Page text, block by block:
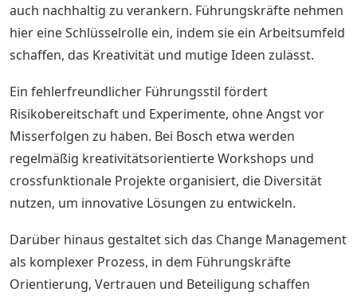
auch nachhaltig zu verankern. Führungskräfte nehmen
hier eine Schlüsselrolle ein, indem sie ein Arbeitsumfeld
schaffen, das Kreativität und mutige Ideen zulässt.
Ein fehlerfreundlicher Führungsstil fördert
Risikobereitschaft und Experimente, ohne Angst vor
Misserfolgen zu haben. Bei Bosch etwa werden
regelmäßig kreativitätsorientierte Workshops und
crossfunktionale Projekte organisiert, die Diversität
nutzen, um innovative Lösungen zu entwickeln.
Darüber hinaus gestaltet sich das Change Management
als komplexer Prozess, in dem Führungskräfte
Orientierung, Vertrauen und Beteiligung schaffen